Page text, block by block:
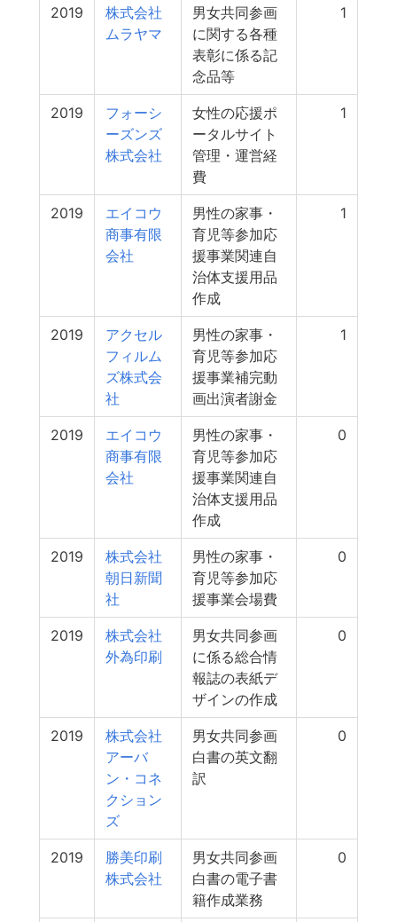
2019
株式会社
ムラヤマ
男女共同参画
に関する各種
表彰に係る記
念品等
1
2019
フォーシ
ーズンズ
株式会社
女性の応援ポ
ータルサイト
管理・運営経
費
1
2019
エイコウ
商事有限
会社
男性の家事・
育児等参加応
援事業関連自
治体支援用品
作成
1
2019
アクセル
フィルム
ズ株式会
社
男性の家事・
育児等参加応
援事業補完動
画出演者謝金
1
2019
エイコウ
商事有限
会社
男性の家事・
育児等参加応
援事業関連自
治体支援用品
作成
0
2019
株式会社
朝日新聞
社
男性の家事・
育児等参加応
援事業会場費
0
2019
株式会社
外為印刷
男女共同参画
に係る総合情
報誌の表紙デ
ザインの作成
0
2019
株式会社
アーバ
ン・コネ
クション
ズ
男女共同参画
白書の英文翻
訳
0
2019
勝美印刷
株式会社
男女共同参画
白書の電子書
籍作成業務
0